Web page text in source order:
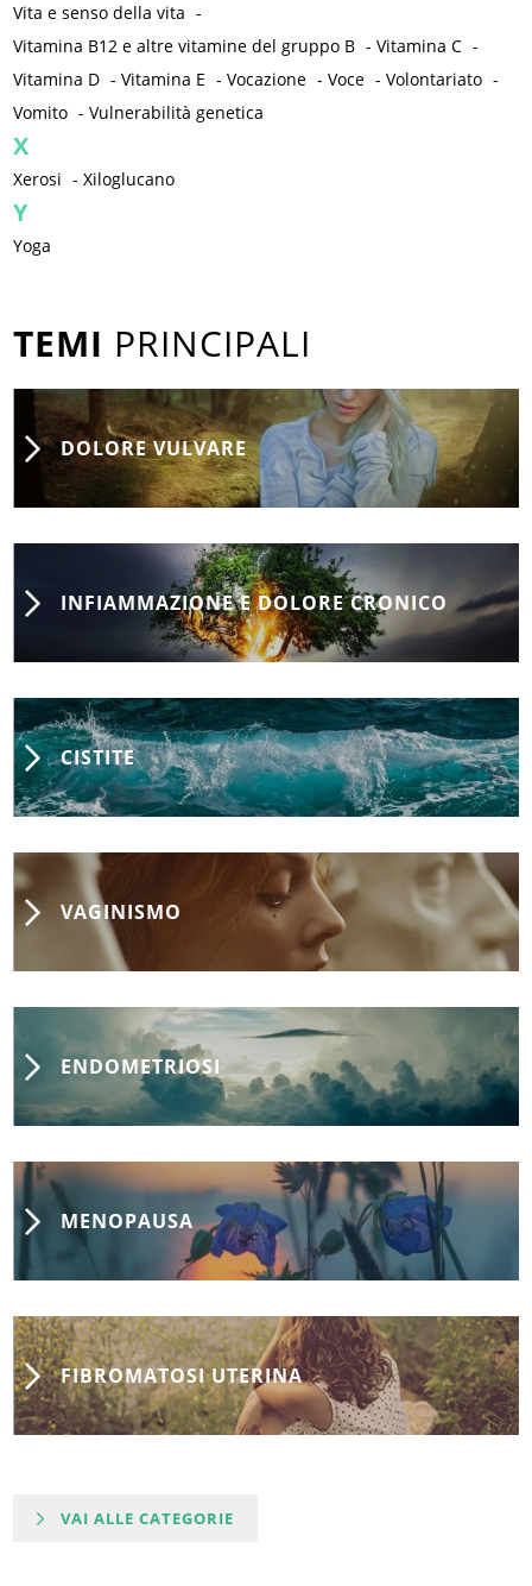
Vita e senso della vita -
Vitamina B12 e altre vitamine del gruppo B -Vitamina C -
Vitamina D -Vitamina E -Vocazione -Voce -Volontariato -
Vomito -Vulnerabilità genetica
X
Xerosi -Xiloglucano
Y
Yoga
TEMI PRINCIPALI
DOLORE VULVARE
INFIAMMAZIONE E DOLORE CRONICO
CISTITE
VAGINISMO
ENDOMETRIOSI
MENOPAUSA
FIBROMATOSI UTERINA
VAI ALLE CATEGORIE